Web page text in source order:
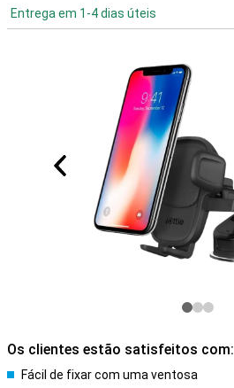
Entrega em 1-4 dias úteis
Os clientes estão satisfeitos com:
Fácil de fixar com uma ventosa